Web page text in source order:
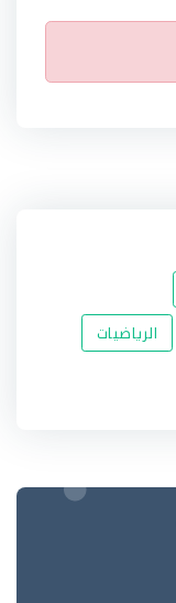
الرياضيات